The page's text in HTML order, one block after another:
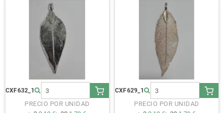
CXF632_1
PRECIO POR UNIDAD
CXF629_1
PRECIO POR UNIDAD